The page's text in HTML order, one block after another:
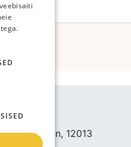
OÜ
4, Tallinn, 12013